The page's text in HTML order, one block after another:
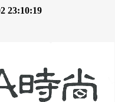
23:10:19